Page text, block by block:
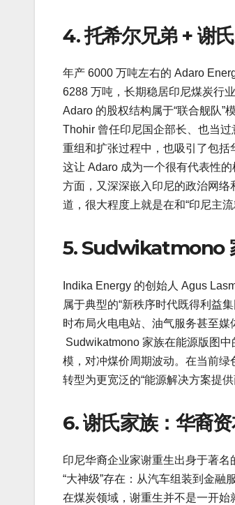
4. 托希尔兄弟 + 谢
年产 6000 万吨左右的 Adaro
6288 万吨，长期稳居印尼煤炭行
Adaro 的股权结构属于“联合舰队”
Thohir 曾任印尼国企部长、也当
重组和扩张过程中，也吸引了包括
这让 Adaro 成为一个很有代表性
方面，又深深嵌入印尼的政治网络
道，很大程度上就是在和“印尼主流
5. Sudwikatmono
Indika Energy 的创始人 Agus
属于典型的“新秩序时代既得利益
时布局火电电站、油气服务甚至
Sudwikatmono 家族在能源版图
模，对冲煤价周期波动。在当前绿
转型为更宽泛的“能源解决方案提供
6. 谢氏家族：华裔
印尼华裔企业家谢重生出身于著
“大神级”存在：从汽车组装到金融
在煤炭领域，谢重生并不是一开